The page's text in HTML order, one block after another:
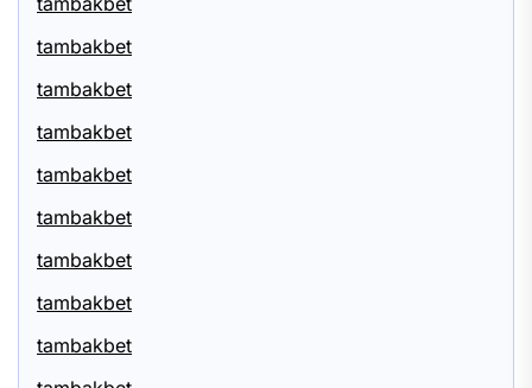
tambakbet
tambakbet
tambakbet
tambakbet
tambakbet
tambakbet
tambakbet
tambakbet